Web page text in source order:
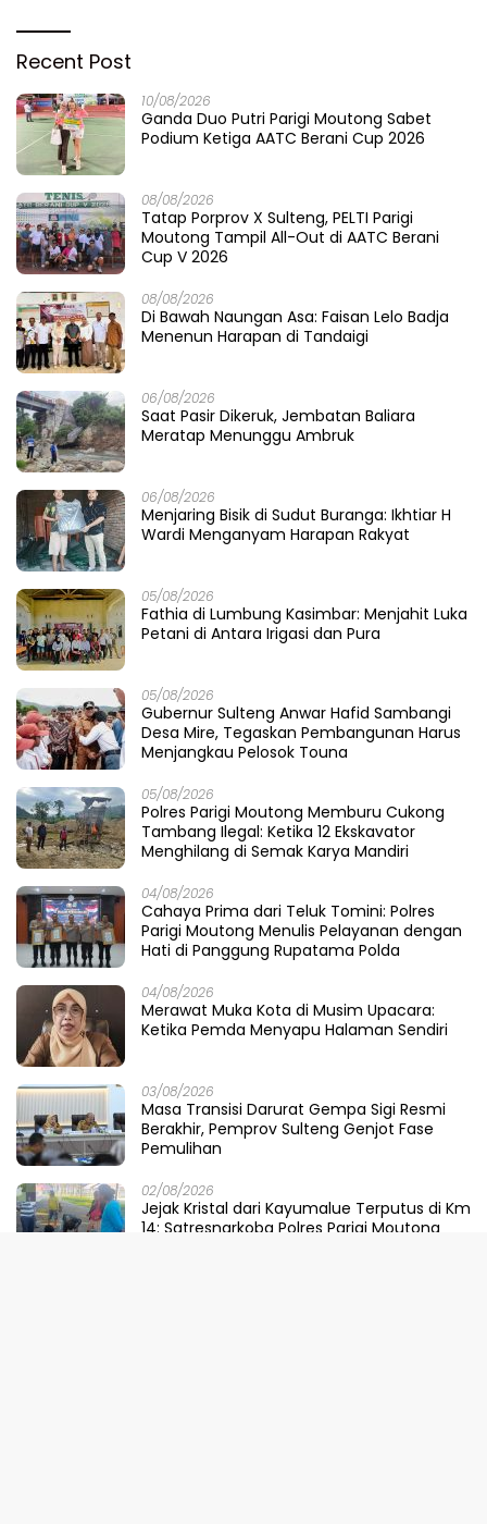
Recent Post
10/08/2026
Ganda Duo Putri Parigi Moutong Sabet
Podium Ketiga AATC Berani Cup 2026
08/08/2026
Tatap Porprov X Sulteng, PELTI Parigi
Moutong Tampil All-Out di AATC Berani
Cup V 2026
08/08/2026
Di Bawah Naungan Asa: Faisan Lelo Badja
Menenun Harapan di Tandaigi
06/08/2026
Saat Pasir Dikeruk, Jembatan Baliara
Meratap Menunggu Ambruk
06/08/2026
Menjaring Bisik di Sudut Buranga: Ikhtiar H
Wardi Menganyam Harapan Rakyat
05/08/2026
Fathia di Lumbung Kasimbar: Menjahit Luka
Petani di Antara Irigasi dan Pura
05/08/2026
Gubernur Sulteng Anwar Hafid Sambangi
Desa Mire, Tegaskan Pembangunan Harus
Menjangkau Pelosok Touna
05/08/2026
Polres Parigi Moutong Memburu Cukong
Tambang Ilegal: Ketika 12 Ekskavator
Menghilang di Semak Karya Mandiri
04/08/2026
Cahaya Prima dari Teluk Tomini: Polres
Parigi Moutong Menulis Pelayanan dengan
Hati di Panggung Rupatama Polda
04/08/2026
Merawat Muka Kota di Musim Upacara:
Ketika Pemda Menyapu Halaman Sendiri
03/08/2026
Masa Transisi Darurat Gempa Sigi Resmi
Berakhir, Pemprov Sulteng Genjot Fase
Pemulihan
02/08/2026
Jejak Kristal dari Kayumalue Terputus di Km
14: Satresnarkoba Polres Parigi Moutong